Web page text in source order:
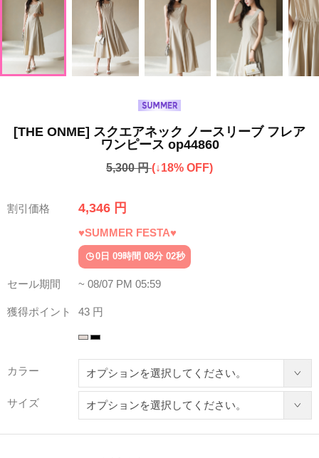
[THE ONME] スクエアネック ノースリーブ フレア
ワンピース op44860
5,300 円(↓18% OFF)
割引価格 4,346 円
♥SUMMER FESTA♥
0日 09時間 07分 58秒
セール期間 ~ 08/07 PM 05:59
獲得ポイント 43 円
カラー
サイズ